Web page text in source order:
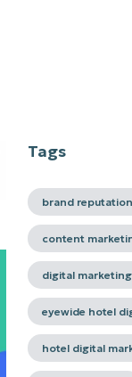
Tags
brand reputation
content
digital marketing
eyewide hotel
hotel digital